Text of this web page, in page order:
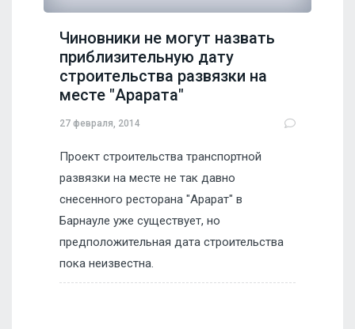
Чиновники не могут назвать
приблизительную дату
строительства развязки на
месте "Арарата"
27 февраля, 2014
Проект строительства транспортной
развязки на месте не так давно
снесенного ресторана "Арарат" в
Барнауле уже существует, но
предположительная дата строительства
пока неизвестна.